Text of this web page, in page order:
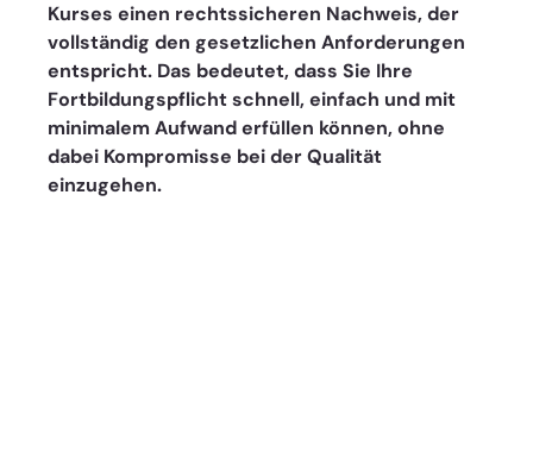
Kurses einen rechtssicheren Nachweis, der
vollständig den gesetzlichen Anforderungen
entspricht. Das bedeutet, dass Sie Ihre
Fortbildungspflicht schnell, einfach und mit
minimalem Aufwand erfüllen können, ohne
dabei Kompromisse bei der Qualität
einzugehen.